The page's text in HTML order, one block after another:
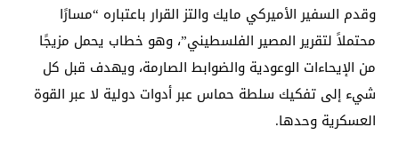
وقدم السفير الأميركي مايك والتز القرار باعتباره “مسارًا
محتملاً لتقرير المصير الفلسطيني”، وهو خطاب يحمل مزيجًا
من الإيحاءات الوعودية والضوابط الصارمة، ويهدف قبل كل
شيء إلى تفكيك سلطة حماس عبر أدوات دولية لا عبر القوة
العسكرية وحدها.